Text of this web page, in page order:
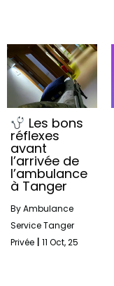
Les bons
réflexes
avant
l’arrivée de
l’ambulance
à Tanger
ByAmbulance
Service Tanger
Privée
11 Oct, 25